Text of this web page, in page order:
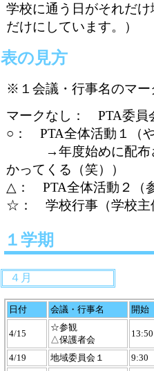
学校に通う日がそれだ
だけにしています。）
表の見方
※１会議・行事名のマー
マークなし： PTA委員
○： PTA全体活動１（
→年度始めに配布さ
かってくる（笑））
△： PTA全体活動２（
☆： 学校行事（学校主
１学期
４月
日付 会議・行事名 開始
4/15
☆参観
△保護者会
13:50
4/19 地域委員会１ 9:30